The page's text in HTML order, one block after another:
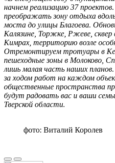
начнем реализацию 37
преображать зону отдыха
моста до улицы Благоева.
Калязине, Торжке, Ржеве,
Кимрах, территорию возле
Отремонтируем тротуары в
пешеходные зоны в Молоково,
лишь малая часть наших
за ходом работ на каждом
общественные пространства
будут радовать вас и ваши
Тверской области.
фото: Виталий Королев